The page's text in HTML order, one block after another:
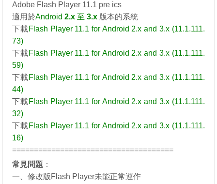
Adobe Flash Player 11.1 pre ics
適用於Android2.x 至3.x 版本的系統
下載 Flash Player 11.1 for Android 2.x and 3.x (11.1.111.
73)
下載 Flash Player 11.1 for Android 2.x and 3.x (11.1.111.
59)
下載 Flash Player 11.1 for Android 2.x and 3.x (11.1.111.
44)
下載 Flash Player 11.1 for Android 2.x and 3.x (11.1.111.
32)
下載 Flash Player 11.1 for Android 2.x and 3.x (11.1.111.
16)
=====================================
常見問題 ：
一、修改版Flash Player未能正常運作